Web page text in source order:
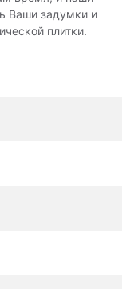
Ваши задумки и
плитки.